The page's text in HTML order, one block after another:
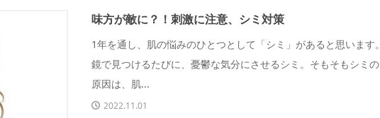
味方が敵に？！刺激に注意、シミ対策
1年を通し、肌の悩みのひとつとして「シミ」があると思います。
鏡で見つけるたびに、憂鬱な気分にさせるシミ。そもそもシミの
原因は、肌...
2022.11.01